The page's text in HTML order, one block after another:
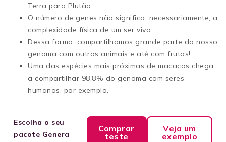
Terra para Plutão.
O número de genes não significa, necessariamente, a
complexidade física de um ser vivo.
Dessa forma, compartilhamos grande parte do nosso
genoma com outros animais e até com frutas!
Uma das espécies mais próximas de macacos chega
a compartilhar 98,8% do genoma com seres
humanos, por exemplo.
Escolha o seu
pacote Genera
Comprar
teste
Veja um
exemplo